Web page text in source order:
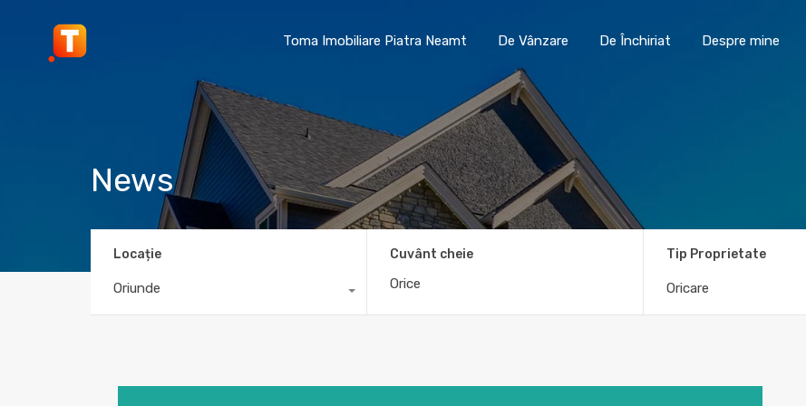
Toma Imobiliare Piatra Neamt De Vânzare
Toma Imobiliare Piatra Neamt De Vânzare De Închiriat Despre mine
News
Locație
Oriunde
Cuvânt cheie Tip Proprietate
Oricare